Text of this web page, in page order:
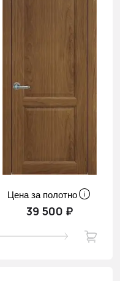
Цена за полотно
39 500 ₽